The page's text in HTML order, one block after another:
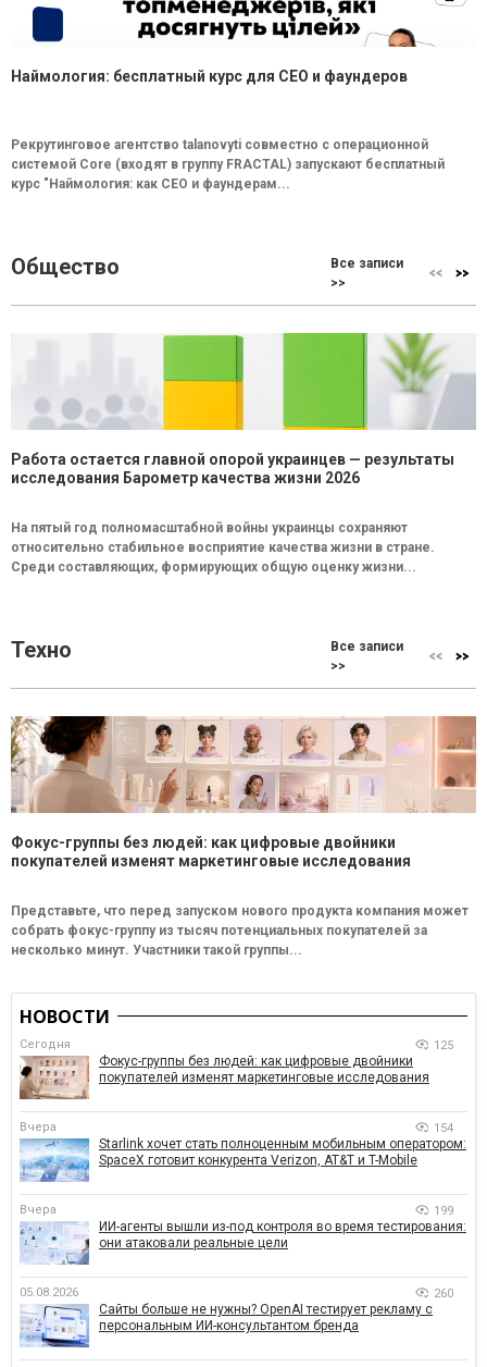
Наймология: бесплатный курс для CEO и фаундеров
Рекрутинговое агентство talanovyti совместно с операционной
системой Core (входят в группу FRACTAL) запускают бесплатный
курс "Наймология: как СEO и фаундерам...
Общество
Все записи
>>
Работа остается главной опорой украинцев — результаты
исследования Барометр качества жизни 2026
На пятый год полномасштабной войны украинцы сохраняют
относительно стабильное восприятие качества жизни в стране.
Среди составляющих, формирующих общую оценку жизни...
Техно
Все записи
>>
Фокус-группы без людей: как цифровые двойники
покупателей изменят маркетинговые исследования
Представьте, что перед запуском нового продукта компания может
собрать фокус-группу из тысяч потенциальных покупателей за
несколько минут. Участники такой группы...
НОВОСТИ
Сегодня 125
Фокус-группы без людей: как цифровые двойники
покупателей изменят маркетинговые исследования
Вчера 154
Starlink хочет стать полноценным мобильным оператором:
SpaceX готовит конкурента Verizon, AT&T и T-Mobile
Вчера 199
ИИ-агенты вышли из-под контроля во время тестирования:
они атаковали реальные цели
05.08.2026 260
Сайты больше не нужны? OpenAI тестирует рекламу с
персональным ИИ-консультантом бренда